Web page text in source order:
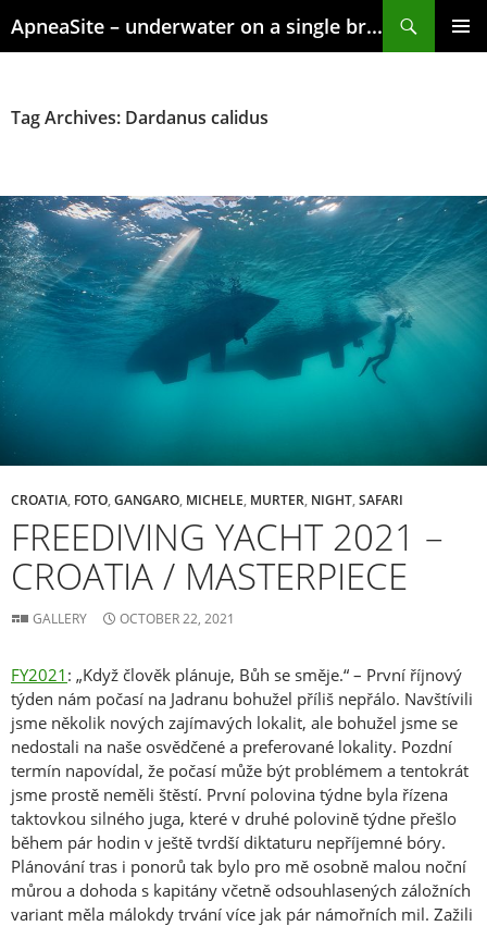
to
ApneaSite – underwater on a single breath
Tag Archives: Dardanus calidus
CROATIA FOTO GANGARO MICHELE MURTER NIGHT SAFARI
FREEDIVING YACHT 2021 –
CROATIA / MASTERPIECE
GALLERY OCTOBER 22, 2021
FY2021 : „Když člověk plánuje, Bůh se směje.“ – První říjnový
týden nám počasí na Jadranu bohužel příliš nepřálo. Navštívili
jsme několik nových zajímavých lokalit, ale bohužel jsme se
nedostali na naše osvědčené a preferované lokality. Pozdní
termín napovídal, že počasí může být problémem a tentokrát
jsme prostě neměli štěstí. První polovina týdne byla řízena
taktovkou silného juga, které v druhé polovině týdne přešlo
během pár hodin v ještě tvrdší diktaturu nepříjemné bóry.
Plánování tras i ponorů tak bylo pro mě osobně malou noční
můrou a dohoda s kapitány včetně odsouhlasených záložních
variant měla málokdy trvání více jak pár námořních mil. Zažili